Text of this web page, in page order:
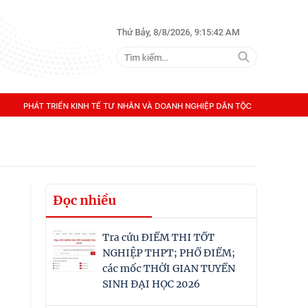
Thứ Bảy, 8/8/2026, 9:15:43 AM
PHÁT TRIỂN KINH TẾ TƯ NHÂN VÀ DOANH NGHIỆP DÂN TỘC
Đọc nhiều
Tra cứu ĐIỂM THI TỐT
NGHIỆP THPT; PHỔ ĐIỂM;
các mốc THỜI GIAN TUYỂN
SINH ĐẠI HỌC 2026